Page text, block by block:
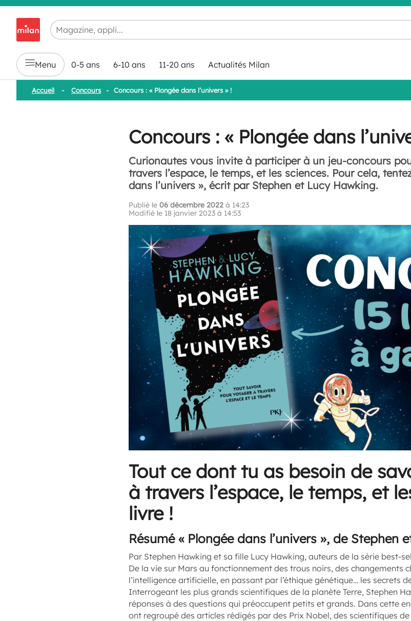
Chargement en cours...
Menu 0-5 ans 6-10 ans 11-20 ans Actualités Milan
Accueil - Concours - Concours : « Plongée dans l’univers » !
Concours : « Plongée dans
Curionautes vous invite à participer à un jeu-concours
travers l’espace, le temps, et les sciences. Pour cela,
dans l’univers », écrit par Stephen et Lucy Hawking.
Publié le 06 décembre 2022 à 14:23
Modifié le 18 janvier 2023 à 14:53
Tout ce dont tu as besoin de
à travers l’espace, le temps, et
livre !
Résumé « Plongée dans l’univers », de Stephen
Par Stephen Hawking et sa fille Lucy Hawking, auteurs de la série best-
De la vie sur Mars au fonctionnement des trous noirs, des changements
l’intelligence artificielle, en passant par l’éthique génétique… les secrets
Interrogeant les plus grands scientifiques de la planète Terre, Stephen
réponses à des questions qui préoccupent petits et grands. Dans cette
ont regroupé des articles rédigés par des Prix Nobel, des scientifiques